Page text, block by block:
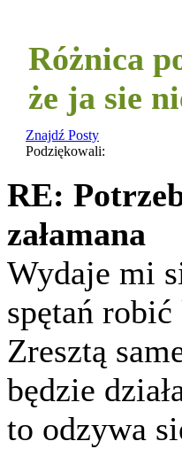
Różnica
że ja sie
Znajdź Posty
Podziękowali:
RE:
załamana
Wydaje mi
spętań
Zresztą
będzie
to odzywa